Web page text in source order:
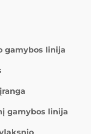
gamybos linija
gamybos linija